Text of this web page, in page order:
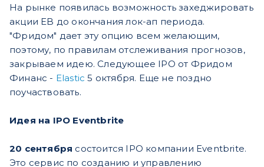
На рынке появилась возможность захеджировать
акции EB до окончания лок-ап периода.
"Фридом" дает эту опцию всем желающим,
поэтому, по правилам отслеживания прогнозов,
закрываем идею. Следующее IPO от Фридом
Финанс - Elastic 5 октября. Еще не поздно
поучаствовать.
Идея на IPO Eventbrite
20 сентября состоится IPO компании Eventbrite.
Это сервис по созданию и управлению